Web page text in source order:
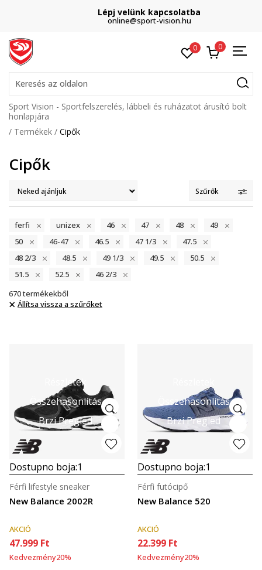
Lépj velünk kapcsolatba
online@sport-vision.hu
0 0
Keresés az oldalon
Sport Vision - Sportfelszerelés, lábbeli és ruházatot árusító bolt
honlapjára
Termékek
Cipők
Cipők
Szűrők
ferfi unizex 46 47 48
49
50
46-47 46.5 47 1/3
47.5
48 2/3
48.5 49 1/3 49.5
50.5
51.5
52.5
46 2/3
670termékekből
Állítsa vissza a szűrőket
Részletek
Összehasonlítás
Brzi Pregled
Dostupno boja:1
New Balance 2002R
Férfi lifestyle sneaker
AKCIÓ
47.999 Ft
Kedvezmény20%
Összehasonlítás
Brzi Pregled
Dostupno boja:1
New Balance 520
Férfi futócipő
AKCIÓ
22.399 Ft
Kedvezmény20%